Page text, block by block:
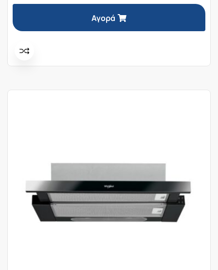
Αγορά